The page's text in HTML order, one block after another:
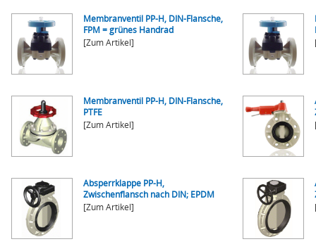
Membranventil PP-H, DIN-Flansche,
FPM = grünes Handrad
[Zum Artikel]
Membranventil PP-H, DIN-Flansche,
PTFE
[Zum Artikel]
Absperrklappe PP-H,
Zwischenflansch nach DIN; EPDM
[Zum Artikel]